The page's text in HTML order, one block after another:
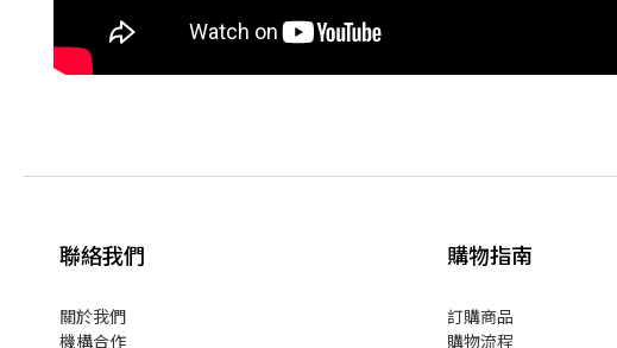
聯絡我們
關於我們
機構合作
購物指南
訂購商品
購物流程